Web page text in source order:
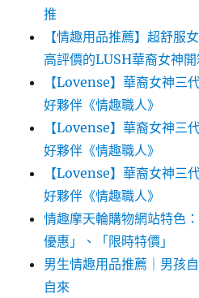
推
【情趣用品推薦】超舒服
高評價的LUSH華裔女神
【Lovense】華裔女神三
好夥伴《情趣職人》
【Lovense】華裔女神三
好夥伴《情趣職人》
【Lovense】華裔女神三
好夥伴《情趣職人》
情趣摩天輪購物網站特色
優惠」、「限時特價」
男生情趣用品推薦｜男孩
自來